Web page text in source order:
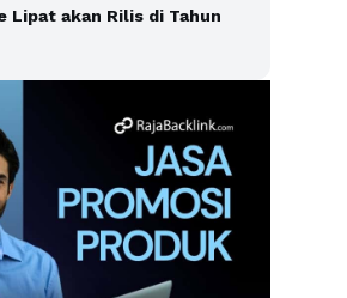
Lipat akan Rilis di Tahun